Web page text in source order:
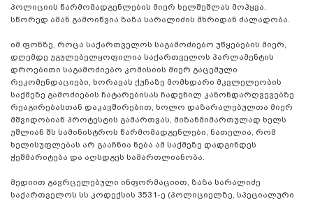
პოლიციის წარმომადგენლების მიერ ხელშეშლას მოჰყვა.
სწორედ ამან გამოიწვია ზაზა სარალიძის მხრიდან ძალადობა.
იმ ფონზე, როცა საქართველოს საგამოძიებო უწყებების მიერ,
დღემდე უგულებელყოფილია საქართველოს პარლამენტის
დროებითი საგამოძიებო კომისიის მიერ გაცემული
რეკომენდაციები, ხორავას ქუჩაზე მომხდარი მკვლელეობის
საქმეზე გამოძიების ჩატარებისას ჩადენილ კანონდარღვევებზე
რეაგირებასთან დაკავშირებით, ხოლო დაზარალებულთა მიერ
მშვიდობიან პროტესტის გამართვას, მიზანმიმართულად ხელს
უშლიან შს სამინისტროს წარმომადგენლები, ნათელია, რომ
ხელისუფლებას არ გააჩნია ნება ამ საქმეზე დადგინდეს
ჭეშმარიტება და აღსდგეს სამართლიანობა.
მედიით გავრცელებული ინფორმაციით, ზაზა სარალიძე
საქართველოს სს კოდექსის 3531-ე (პოლიციელზე, სპეციალური